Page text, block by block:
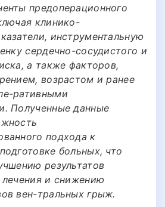
предоперационного
клинико-
инструментальную
сердечно-сосудистого и
а также факторов,
возрастом и ранее
ративными
Полученные данные
подхода к
больных, что
результатов
лечения и снижению
вен-тральных грыж.